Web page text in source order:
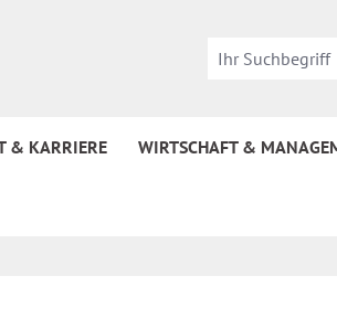
& KARRIERE WIRTSCHAFT &